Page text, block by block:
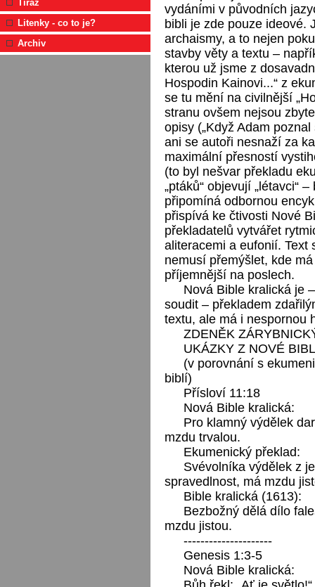
Tiráž
Litenky - co to je?
Archiv
vydáními v původních
bibli je zde pouze ideové.
archaismy, a to nejen
stavby věty a textu –
kterou už jsme z
Hospodin Kainovi...“ z
se tu mění na civilnější
stranu ovšem nejsou
opisy („Když Adam
ani se autoři nesnaží za
maximální přesností
(to byl nešvar překladu
„ptáků“ objevují „létavci“
připomíná odbornou
přispívá ke čtivosti Nové
překladatelů vytvářet
aliteracemi a eufonií. Text
nemusí přemýšlet, kde
příjemnější na poslech.
Nová Bible kralická je
soudit – překladem
textu, ale má i nespornou
ZDENĚK
UKÁZKY Z NOVÉ
(v porovnání s
biblí)
Přísloví 11:18
Nová Bible kralická:
Pro klamný výdělek
mzdu trvalou.
Ekumenický překlad:
Svévolníka výdělek z
spravedlnost, má mzdu
Bible kralická (1613):
Bezbožný dělá dílo
mzdu jistou.
---------------------
Genesis 1:3-5
Nová Bible kralická: